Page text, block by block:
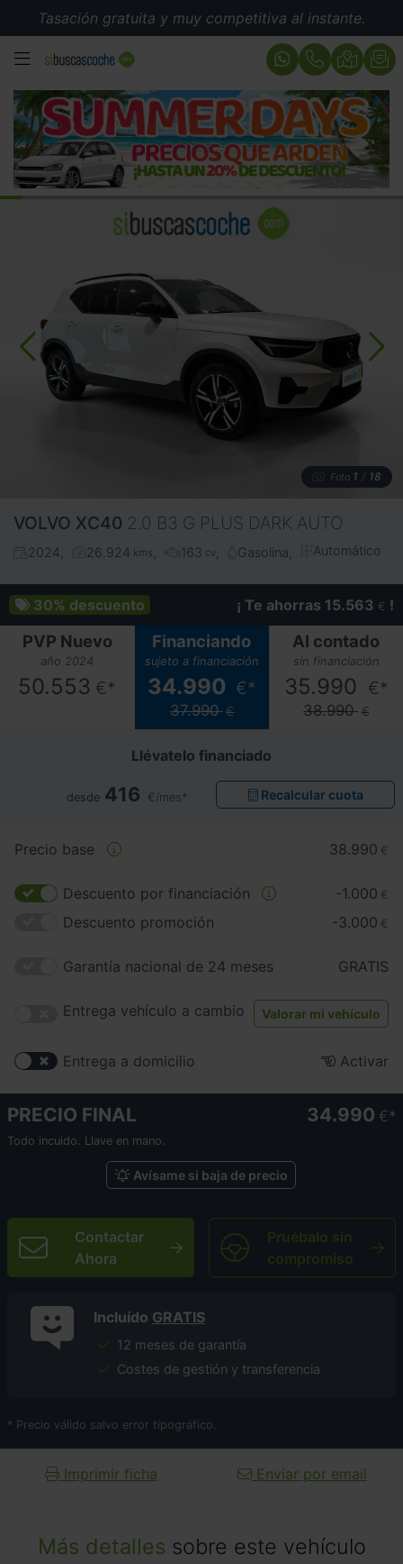
Tasación gratuita y muy competitiva al instante.
MENÚ
Foto 1 / 18
VOLVO XC40 2.0 B3 G PLUS DARK AUTO
2024 26.924 kms 163 cv Gasolina Automático
Más detalles sobre este vehículo
30% descuento ¡ Te ahorras 15.563 € !
PVP Nuevo
año 2024
50.553 €*
Financiando
sujeto a financiación
34.990 €*
37.990 €
Al contado
sin financiación
35.990 €*
38.990 €
Llévatelo financiado
desde 416 €/mes* Recalcular cuota
Precio base 38.990 €
Descuento por financiación -1.000 €
Descuento promoción -3.000 €
Garantía nacional de 24 meses GRATIS
Entrega vehículo a cambio Valorar mi vehículo
Entrega a domicilio Activar
PRECIO FINAL 34.990 €
Todo incuido. Llave en mano.
Avísame si baja de precio
Contactar
Ahora
Pruébalo sin
compromiso
Incluído GRATIS
12 meses de garantía
Costes de gestión y transferencia
* Precio válido salvo error tipográfico.
Imprimir ficha Enviar por email